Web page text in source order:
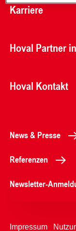
Karriere
Hoval Partner
Hoval Kontakt
News & Presse
Referenzen
Newsletter-
Impressum